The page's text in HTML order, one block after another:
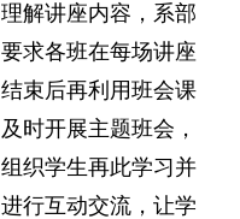
理解讲座内容，系部
要求各班在每场讲座
结束后再利用班会课
及时开展主题班会，
组织学生再此学习并
进行互动交流，让学